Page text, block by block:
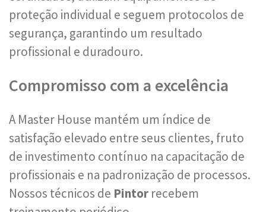
proteção individual e seguem protocolos de
segurança, garantindo um resultado
profissional e duradouro.
Compromisso com a excelência
A Master House mantém um índice de
satisfação elevado entre seus clientes, fruto
de investimento contínuo na capacitação de
profissionais e na padronização de processos.
Nossos técnicos de Pintor recebem